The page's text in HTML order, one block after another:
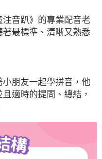
音趴》的專業配音老
最標準、清晰又熟悉
朋友一起學拼音，他
適時的提問、總結，